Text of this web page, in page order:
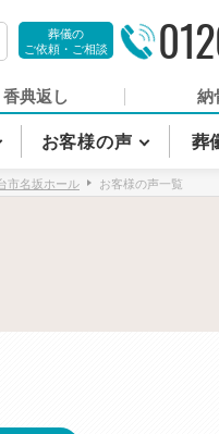
葬儀の
ご依頼・ご相談
香典返し 納
お客様の声 葬
市名坂ホール お客様の声一覧